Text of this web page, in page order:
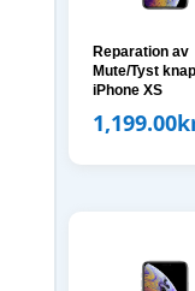
Reparation av
Mute/Tyst
iPhone XS
1,199.00